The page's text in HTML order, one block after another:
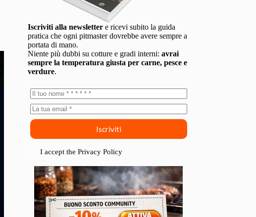
Iscriviti alla newsletter e ricevi subito la guida
pratica che ogni pitmaster dovrebbe avere sempre a
portata di mano.
Niente più dubbi su cotture e gradi interni:avrai
sempre la temperatura giusta per carne, pesce e
verdure.
Iscriviti
I accept thePrivacy Policy